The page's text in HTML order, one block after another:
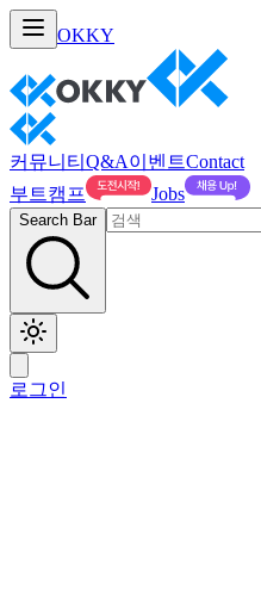
OKKY
커뮤니티 Q&A이벤트Contact
부트캠프
Jobs
Search Bar
로그인